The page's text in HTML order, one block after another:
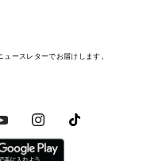
他
ー
グ
ム
ケース
ー
ースレターでお届けします。